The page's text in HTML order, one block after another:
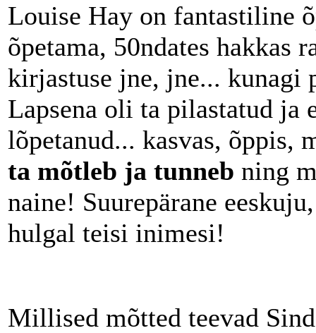
Louise Hay on fantastiline
õpetama, 50ndates hakkas
kirjastuse jne, jne... kunagi
Lapsena oli ta pilastatud ja
lõpetanud... kasvas, õppis,
ta mõtleb ja tunneb ning
naine! Suurepärane
hulgal teisi inimesi!
Millised mõtted teevad